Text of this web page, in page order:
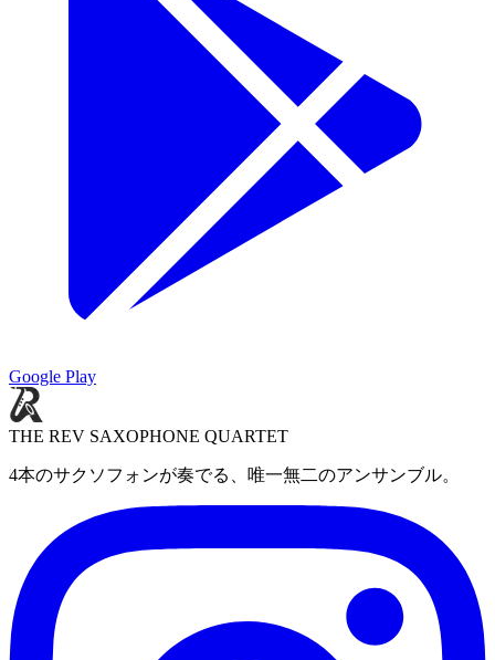
Google Play
THE REV SAXOPHONE QUARTET
4本のサクソフォンが奏でる、唯一無二のアンサンブル。